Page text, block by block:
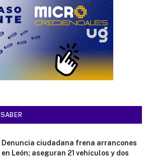
SABER
Denuncia ciudadana frena arrancones
en León; aseguran 21 vehículos y dos